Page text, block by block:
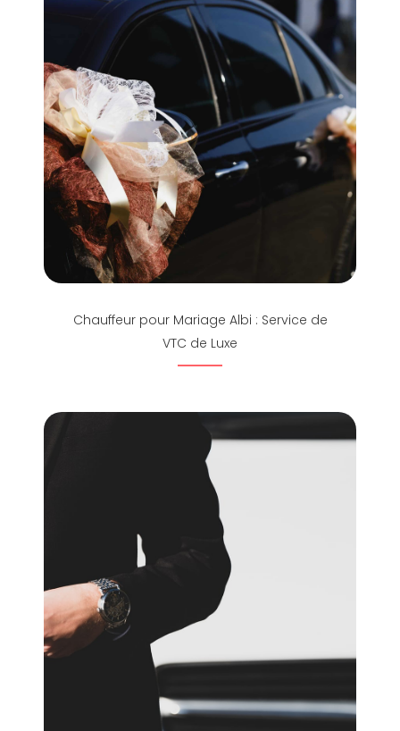
Chauffeur pour Mariage Albi : Service de
VTC de Luxe